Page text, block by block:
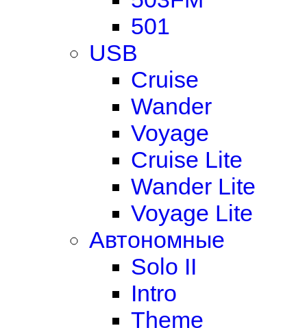
501
USB
Cruise
Wander
Voyage
Cruise Lite
Wander Lite
Voyage Lite
Автономные
Solo II
Intro
Theme